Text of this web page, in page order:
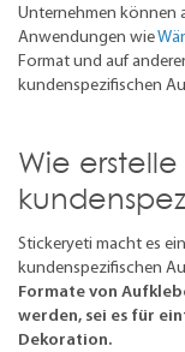
Unternehmen können
Anwendungen wie
Format und auf
kundenspezifischen
Wie
Stickeryeti macht es
kundenspezifischen
Formate von
werden, sei es für
Dekoration.